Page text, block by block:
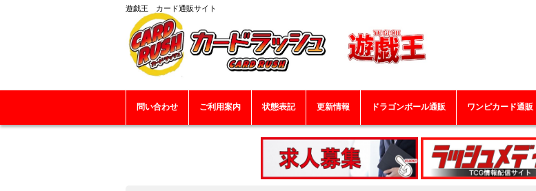
遊戯王 カード通販サイト
問い合わせ ご利用案内 状態表記 更新情報 ドラゴンボール通販 ワンピカード通販